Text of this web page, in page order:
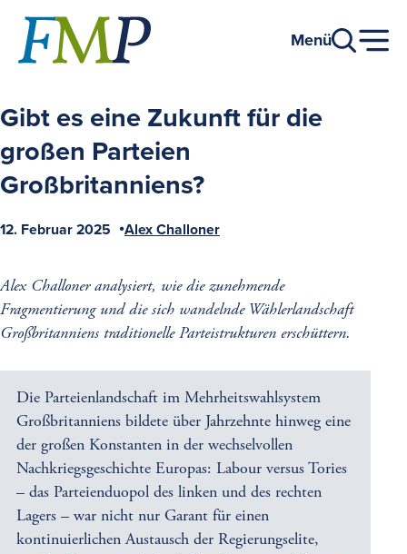
Hauptinhalt
Menü
Gibt es eine Zukunft für die
großen Parteien
Großbritanniens?
Veröffentlicht
12. Februar 2025 Autor
Alex Challoner
Alex Challoner analysiert, wie die zunehmende
Fragmentierung und die sich wandelnde Wählerlandschaft
Großbritanniens traditionelle Parteistrukturen erschüttern.
Die Parteienlandschaft im Mehrheitswahlsystem
Großbritanniens bildete über Jahrzehnte hinweg eine
der großen Konstanten in der wechselvollen
Nachkriegsgeschichte Europas: Labour versus Tories
– das Parteienduopol des linken und des rechten
Lagers – war nicht nur Garant für einen
kontinuierlichen Austausch der Regierungselite,